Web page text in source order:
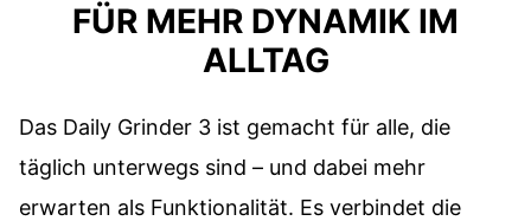
FÜR MEHR DYNAMIK IM
ALLTAG
Das Daily Grinder 3 ist gemacht für alle, die
täglich unterwegs sind – und dabei mehr
erwarten als Funktionalität. Es verbindet die